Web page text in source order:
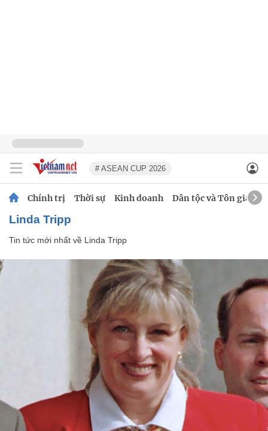
# ASEAN CUP 2026
Chính trị Thời sự Kinh doanh Dân tộc và Tôn giáo
Linda Tripp
Tin tức mới nhất về Linda Tripp